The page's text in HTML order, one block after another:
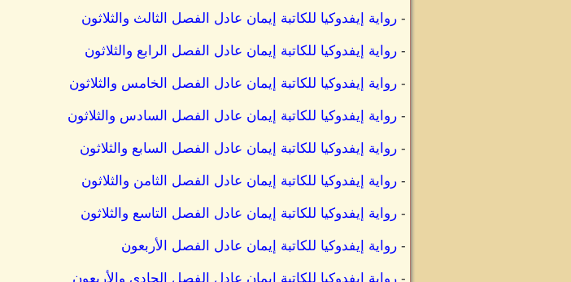
- رواية إيفدوكيا للكاتبة إيمان عادل الفصل الثالث والثلاثون
- رواية إيفدوكيا للكاتبة إيمان عادل الفصل الرابع والثلاثون
- رواية إيفدوكيا للكاتبة إيمان عادل الفصل الخامس والثلاثون
- رواية إيفدوكيا للكاتبة إيمان عادل الفصل السادس والثلاثون
- رواية إيفدوكيا للكاتبة إيمان عادل الفصل السابع والثلاثون
- رواية إيفدوكيا للكاتبة إيمان عادل الفصل الثامن والثلاثون
- رواية إيفدوكيا للكاتبة إيمان عادل الفصل التاسع والثلاثون
- رواية إيفدوكيا للكاتبة إيمان عادل الفصل الأربعون
- رواية إيفدوكيا للكاتبة إيمان عادل الفصل الحادي والأربعون